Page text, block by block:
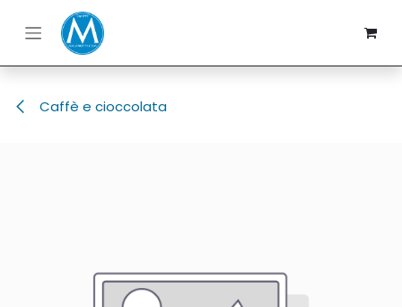
Passa al contenuto
Caffè e cioccolata